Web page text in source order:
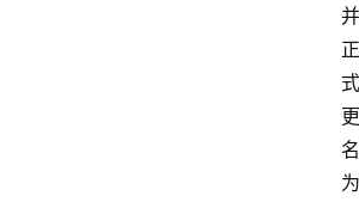
并
正
式
更
名
为